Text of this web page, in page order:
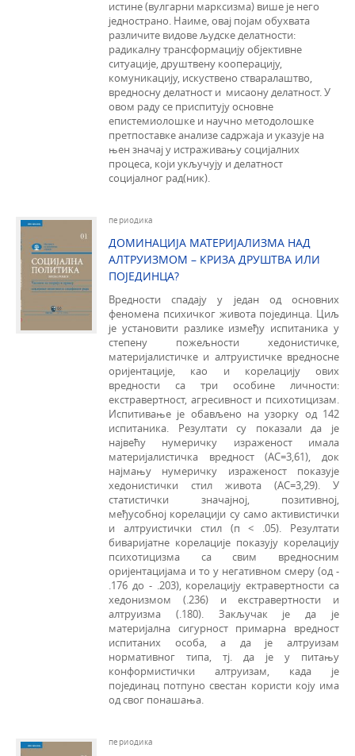
истине (вулгарни марксизма) више је него
једнострано. Наиме, овај појам обухвата
различите видове људске делатности:
радикалну трансформацију објективне
ситуације, друштвену кооперацију,
комуникацију, искуствено стваралаштво,
вредносну делатност и мисаону делатност. У
овом раду се приспитују основне
епистемиолошке и научно методолошке
претпоставке анализе садржаја и указује на
њен значај у истраживању социјалних
процеса, који укључују и делатност
социјалног рад(ник).
периодика
ДОМИНАЦИЈА МАТЕРИЈАЛИЗМА НАД
АЛТРУИЗМОМ – КРИЗА ДРУШТВА ИЛИ
ПОЈЕДИНЦА?
Вредности спадају у један од основних
феномена психичког живота појединца. Циљ
је установити разлике између испитаника у
степену пожељности хедонистичке,
материјалистичке и алтруистичке вредносне
оријентације, као и корелацију ових
вредности са три особине личности:
екстравертност, агресивност и психотицизам.
Испитивање је обављено на узорку од 142
испитаника. Резултати су показали да је
највећу нумеричку израженост имала
материјалистичка вредност (АС=3,61), док
најмању нумеричку израженост показује
хедонистички стил живота (АС=3,29). У
статистички значајној, позитивној,
међусобној корелацији су само активистички
и алтруистички стил (п < .05). Резултати
биваријатне корелације показују корелацију
психотицизма са свим вредносним
оријентацијама и то у негативном смеру (од -
.176 до - .203), корелацију ектравертности са
хедонизмом (.236) и екстравертности и
алтруизма (.180). Закључак је да је
материјална сигурност примарна вредност
испитаних особа, а да је алтруизам
нормативног типа, тј. да је у питању
конформистички алтруизам, када је
појединац потпуно свестан користи коју има
од свог понашања.
периодика